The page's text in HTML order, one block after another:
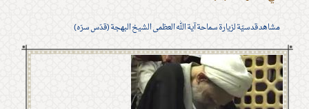
مشاهد قدسيّة لزيارة سماحة آية الله العظمى الشيخ البهجة (قدّس سرّه)